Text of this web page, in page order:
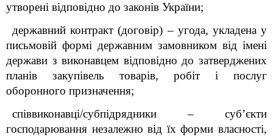
утворені відповідно до законів України;
державний контракт (договір) – угода, укладена у
письмовій формі державним замовником від імені
держави з виконавцем відповідно до затверджених
планів закупівель товарів, робіт і послуг
оборонного призначення;
співвиконавці/субпідрядники – суб’єкти
господарювання незалежно від їх форми власності,